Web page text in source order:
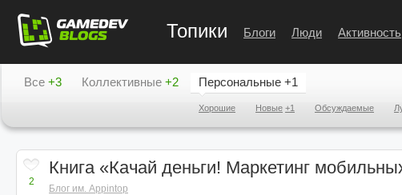
Топики Блоги Люди Активность
Все +3 Коллективные +2 Персональные +1
Хорошие Новые +1 Обсуждаемые
Книга «Качай деньги! Маркетинг
2
Блог им. Appintop